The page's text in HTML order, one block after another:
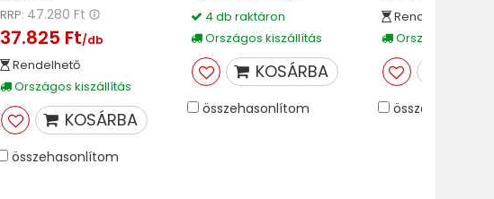
RRP: 47.280 Ft
37.825 Ft/db
Rendelhető
Országos kiszállítás
KOSÁRBA
összehasonlítom
4 db raktáron
Országos kiszállítás
KOSÁRBA
összehasonlítom
Rendelhető
Országos